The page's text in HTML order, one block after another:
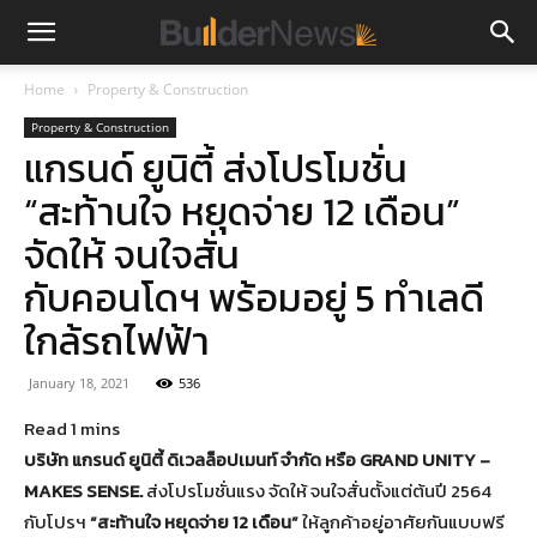
Home Property & Construction
Property & Construction
แกรนด์ ยูนิตี้ ส่งโปรโมชั่น
“สะท้านใจ หยุดจ่าย 12 เดือน”
จัดให้ จนใจสั่น
กับคอนโดฯ พร้อมอยู่ 5 ทำเลดี
ใกล้รถไฟฟ้า
January 18, 2021 536
บริษัท แกรนด์ ยูนิตี้ ดิเวลล็อปเมนท์ จำกัด หรือGRAND UNITY –
MAKES SENSE.ส่งโปรโมชั่นแรง จัดให้ จนใจสั่นตั้งแต่ต้นปี 2564
กับโปรฯ“สะท้านใจ หยุดจ่าย12เดือน”ให้ลูกค้าอยู่อาศัยกันแบบฟรี